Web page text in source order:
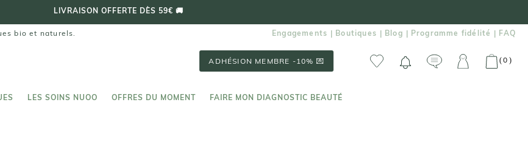
⭐️ 4,7/5 (PLUS DE 70 000 AVIS VÉRIFIÉS)
bio et naturels. Engagements | Boutiques | Blog | Programme fidélité | FAQ
LES SOINS NUOO
OFFRES DU MOMENT
FAIRE MON DIAGNOSTIC BEAUTÉ
ADHÉSION MEMBRE -10% 💌 (0 )